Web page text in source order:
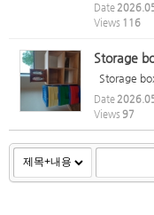
Date
Views 116
Storage
Storage
Date
Views 97